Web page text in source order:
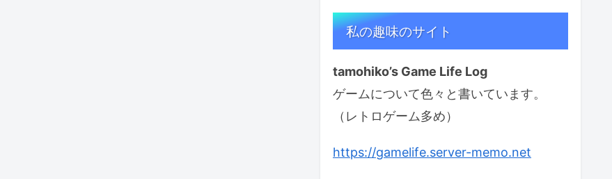
私の趣味のサイト
tamohiko’s Game Life Log
ゲームについて色々と書いています。
（レトロゲーム多め）
https://gamelife.server-memo.net